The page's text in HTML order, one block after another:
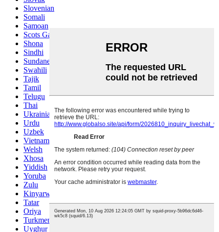
Slovenian
Somali
Samoan
Scots Gaelic
Shona
Sindhi
Sundanese
Swahili
Tajik
Tamil
Telugu
Thai
Ukrainian
Urdu
Uzbek
Vietnamese
Welsh
Xhosa
Yiddish
Yoruba
Zulu
Kinyarwanda
Tatar
Oriya
Turkmen
Uyghur